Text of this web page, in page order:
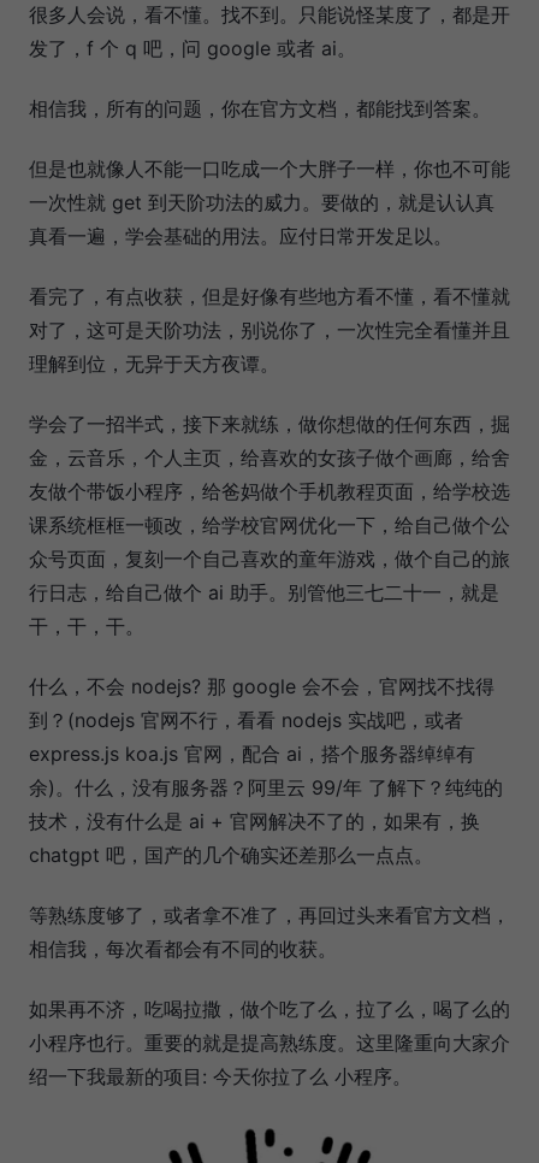
很多人会说，看不懂。找不到。只能说怪某度了，都是开
发了，f 个 q 吧，问 google 或者 ai。
相信我，所有的问题，你在官方文档，都能找到答案。
但是也就像人不能一口吃成一个大胖子一样，你也不可能
一次性就 get 到天阶功法的威力。要做的，就是认认真
真看一遍，学会基础的用法。应付日常开发足以。
看完了，有点收获，但是好像有些地方看不懂，看不懂就
对了，这可是天阶功法，别说你了，一次性完全看懂并且
理解到位，无异于天方夜谭。
学会了一招半式，接下来就练，做你想做的任何东西，掘
金，云音乐，个人主页，给喜欢的女孩子做个画廊，给舍
友做个带饭小程序，给爸妈做个手机教程页面，给学校选
课系统框框一顿改，给学校官网优化一下，给自己做个公
众号页面，复刻一个自己喜欢的童年游戏，做个自己的旅
行日志，给自己做个 ai 助手。别管他三七二十一，就是
干，干，干。
什么，不会 nodejs? 那 google 会不会，官网找不找得
到？(nodejs 官网不行，看看 nodejs 实战吧，或者
express.js koa.js 官网，配合 ai，搭个服务器绰绰有
余)。什么，没有服务器？阿里云 99/年 了解下？纯纯的
技术，没有什么是 ai + 官网解决不了的，如果有，换
chatgpt 吧，国产的几个确实还差那么一点点。
等熟练度够了，或者拿不准了，再回过头来看官方文档，
相信我，每次看都会有不同的收获。
如果再不济，吃喝拉撒，做个吃了么，拉了么，喝了么的
小程序也行。重要的就是提高熟练度。这里隆重向大家介
绍一下我最新的项目: 今天你拉了么 小程序。